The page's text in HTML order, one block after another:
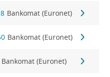
Bankomat (Euronet)
Bankomat (Euronet)
Bankomat (Euronet)